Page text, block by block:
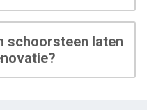
schoorsteen laten